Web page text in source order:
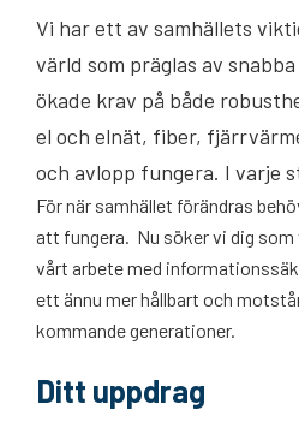
Vi har ett av samhällets
värld som präglas av
ökade krav på både
el och elnät, fiber,
och avlopp fungera. I varje
För när samhället förändras
att fungera. Nu söker vi dig som
vårt arbete med
ett ännu mer hållbart och
kommande generationer.
Ditt uppdrag